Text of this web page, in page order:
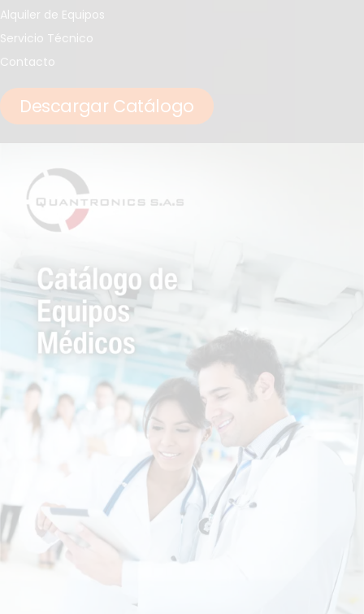
Alquiler de Equipos
Servicio Técnico
Contacto
Descargar Catálogo